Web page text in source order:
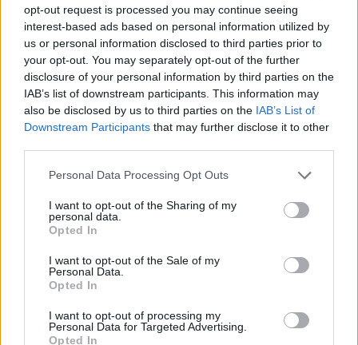
opt-out request is processed you may continue seeing
interest-based ads based on personal information utilized by
us or personal information disclosed to third parties prior to
your opt-out. You may separately opt-out of the further
disclosure of your personal information by third parties on the
IAB’s list of downstream participants. This information may
also be disclosed by us to third parties on the IAB’s List of
Downstream Participants that may further disclose it to other
Please note that this website/app uses one or more Google
not limited to your visit or usage behaviour. You may click to
grant or deny consent to Google and its third-party tags to
use your data for below specified purposes in below Google
consent section.
Personal Data Processing Opt Outs
I want to opt-out of the Sharing of my
personal data.
Opted In
I want to opt-out of the Sale of my
Personal Data.
Opted In
I want to opt-out of processing my
Personal Data for Targeted Advertising.
Opted In